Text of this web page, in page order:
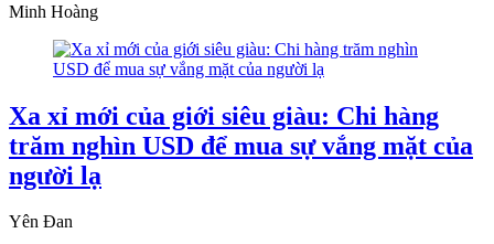
Minh Hoàng
Xa xỉ mới của giới siêu giàu: Chi hàng
trăm nghìn USD để mua sự vắng mặt của
người lạ
Yên Đan